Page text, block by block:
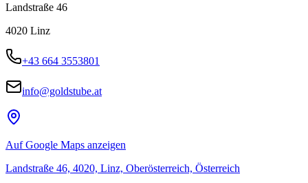
Landstraße 46
4020 Linz
+43 664 3553801
info@goldstube.at
Auf Google Maps anzeigen
Landstraße 46, 4020, Linz, Oberösterreich, Österreich